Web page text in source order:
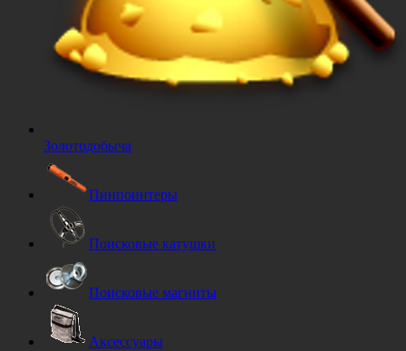
Золотодобыча
Пинпоинтеры
Поисковые катушки
Поисковые магниты
Аксессуары